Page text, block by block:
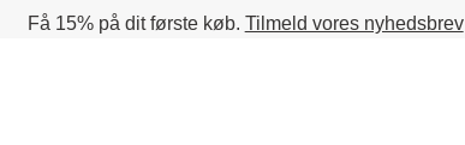
Få 15% på dit første køb. Tilmeld vores nyhedsbrev